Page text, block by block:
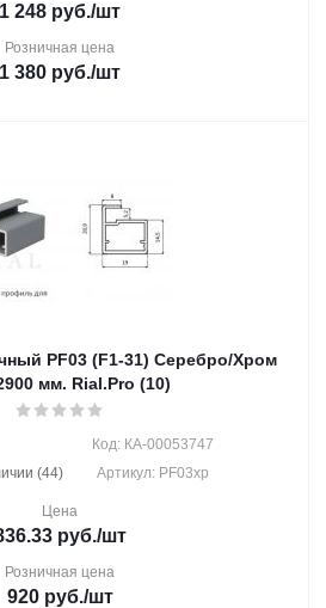
1 248 руб./шт
Розничная цена
1 380 руб./шт
PF03 (F1-31) Серебро/Хром
мм. Rial.Pro (10)
(44)
Код: КА-00053747
Артикул: PF03хр
Цена
руб./шт
Розничная цена
920руб./шт